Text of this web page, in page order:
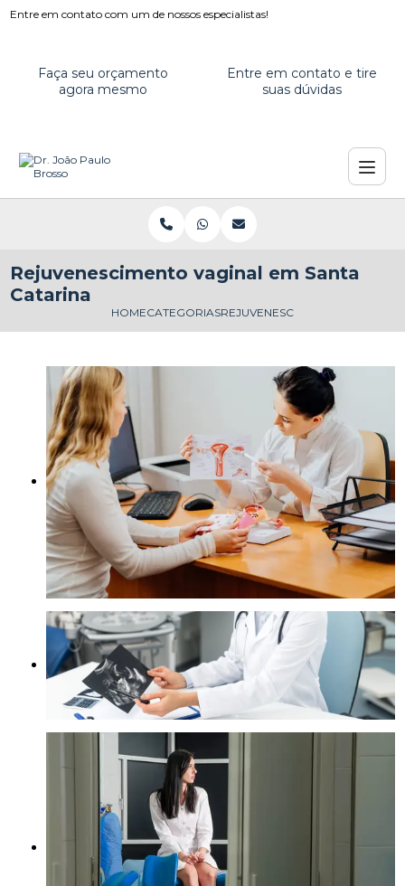
Entre em contato com um de nossos especialistas!
Faça seu orçamento
agora mesmo
Entre em contato e tire
suas dúvidas
HOMECATEGORIASREJUVENESCIMENTO VAGINAL
Rejuvenescimento vaginal em Santa
Catarina